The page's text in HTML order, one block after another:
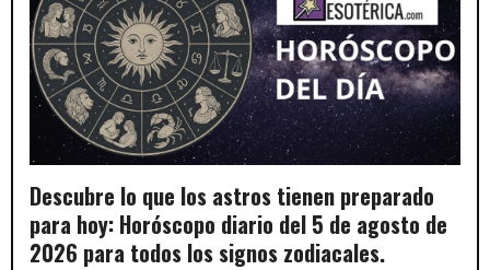
Descubre lo que los astros tienen preparado
para hoy: Horóscopo diario del 5 de agosto de
2026 para todos los signos zodiacales.